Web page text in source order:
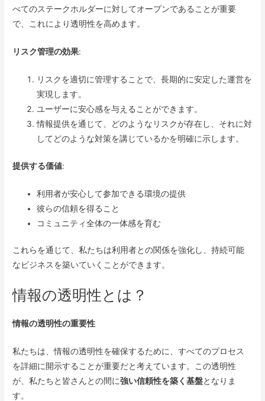
べてのステークホルダーに対してオープンであることが重要
で、これにより透明性を高めます。
リスク管理の効果:
リスクを適切に管理することで、長期的に安定した運営を
実現します。
ユーザーに安心感を与えることができます。
情報提供を通じて、どのようなリスクが存在し、それに対
してどのような対策を講じているかを明確に示します。
提供する価値:
利用者が安心して参加できる環境の提供
彼らの信頼を得ること
コミュニティ全体の一体感を育む
これらを通じて、私たちは利用者との関係を強化し、持続可能
なビジネスを築いていくことができます。
情報の透明性とは？
情報の透明性の重要性
私たちは、情報の透明性を確保するために、すべてのプロセス
を詳細に開示することが重要だと考えています。この透明性
が、私たちと皆さんとの間に強い信頼性を築く基盤となりま
す。